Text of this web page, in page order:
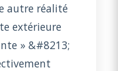
autre réalité
extérieure
» &#8213;